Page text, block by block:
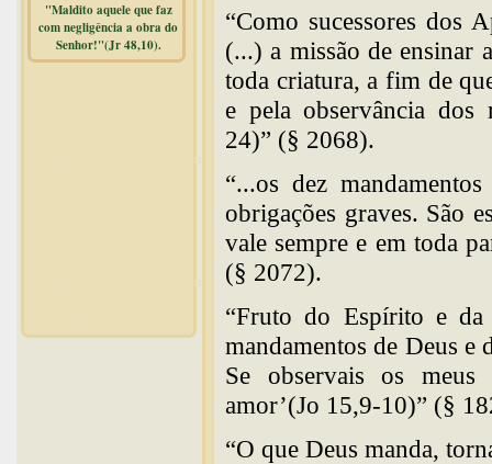
"Maldito aquele que faz
com negligência a obra do
Senhor!"(Jr 48,10).
/home/dicionar/public_html/online.php
/home/dicionar/public_html/online.php
“Como sucessores dos
(...) a missão de ensinar
toda criatura, a fim de
e pela observância dos
24)” (§ 2068).
“...os dez
obrigações graves. São
vale sempre e em toda
(§ 2072).
“Fruto do Espírito e
mandamentos de Deus e
Se observais os meus
amor’(Jo 15,9-10)” (§
“O que Deus manda,